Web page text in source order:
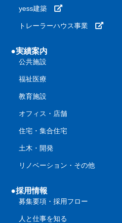
yess建築
トレーラーハウス事業
●実績案内
公共施設
福祉医療
教育施設
オフィス・店舗
住宅・集合住宅
土木・開発
リノベーション・その他
●採用情報
募集要項・採用フロー
人と仕事を知る